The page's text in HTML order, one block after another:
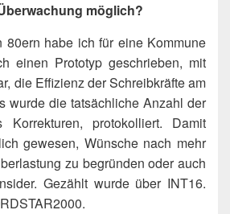
möglich?
80ern habe ich für eine Kommune
einen Prototyp geschrieben, mit
die Effizienz der Schreibkräfte am
wurde die tatsächliche Anzahl der
Korrekturen, protokolliert. Damit
gewesen, Wünsche nach mehr
zu begründen oder auch
Gezählt wurde über INT16.